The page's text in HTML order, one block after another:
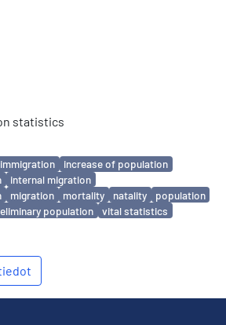
statistics
immigration
increase of population
internal migration
migration mortality natality
population
population vital statistics